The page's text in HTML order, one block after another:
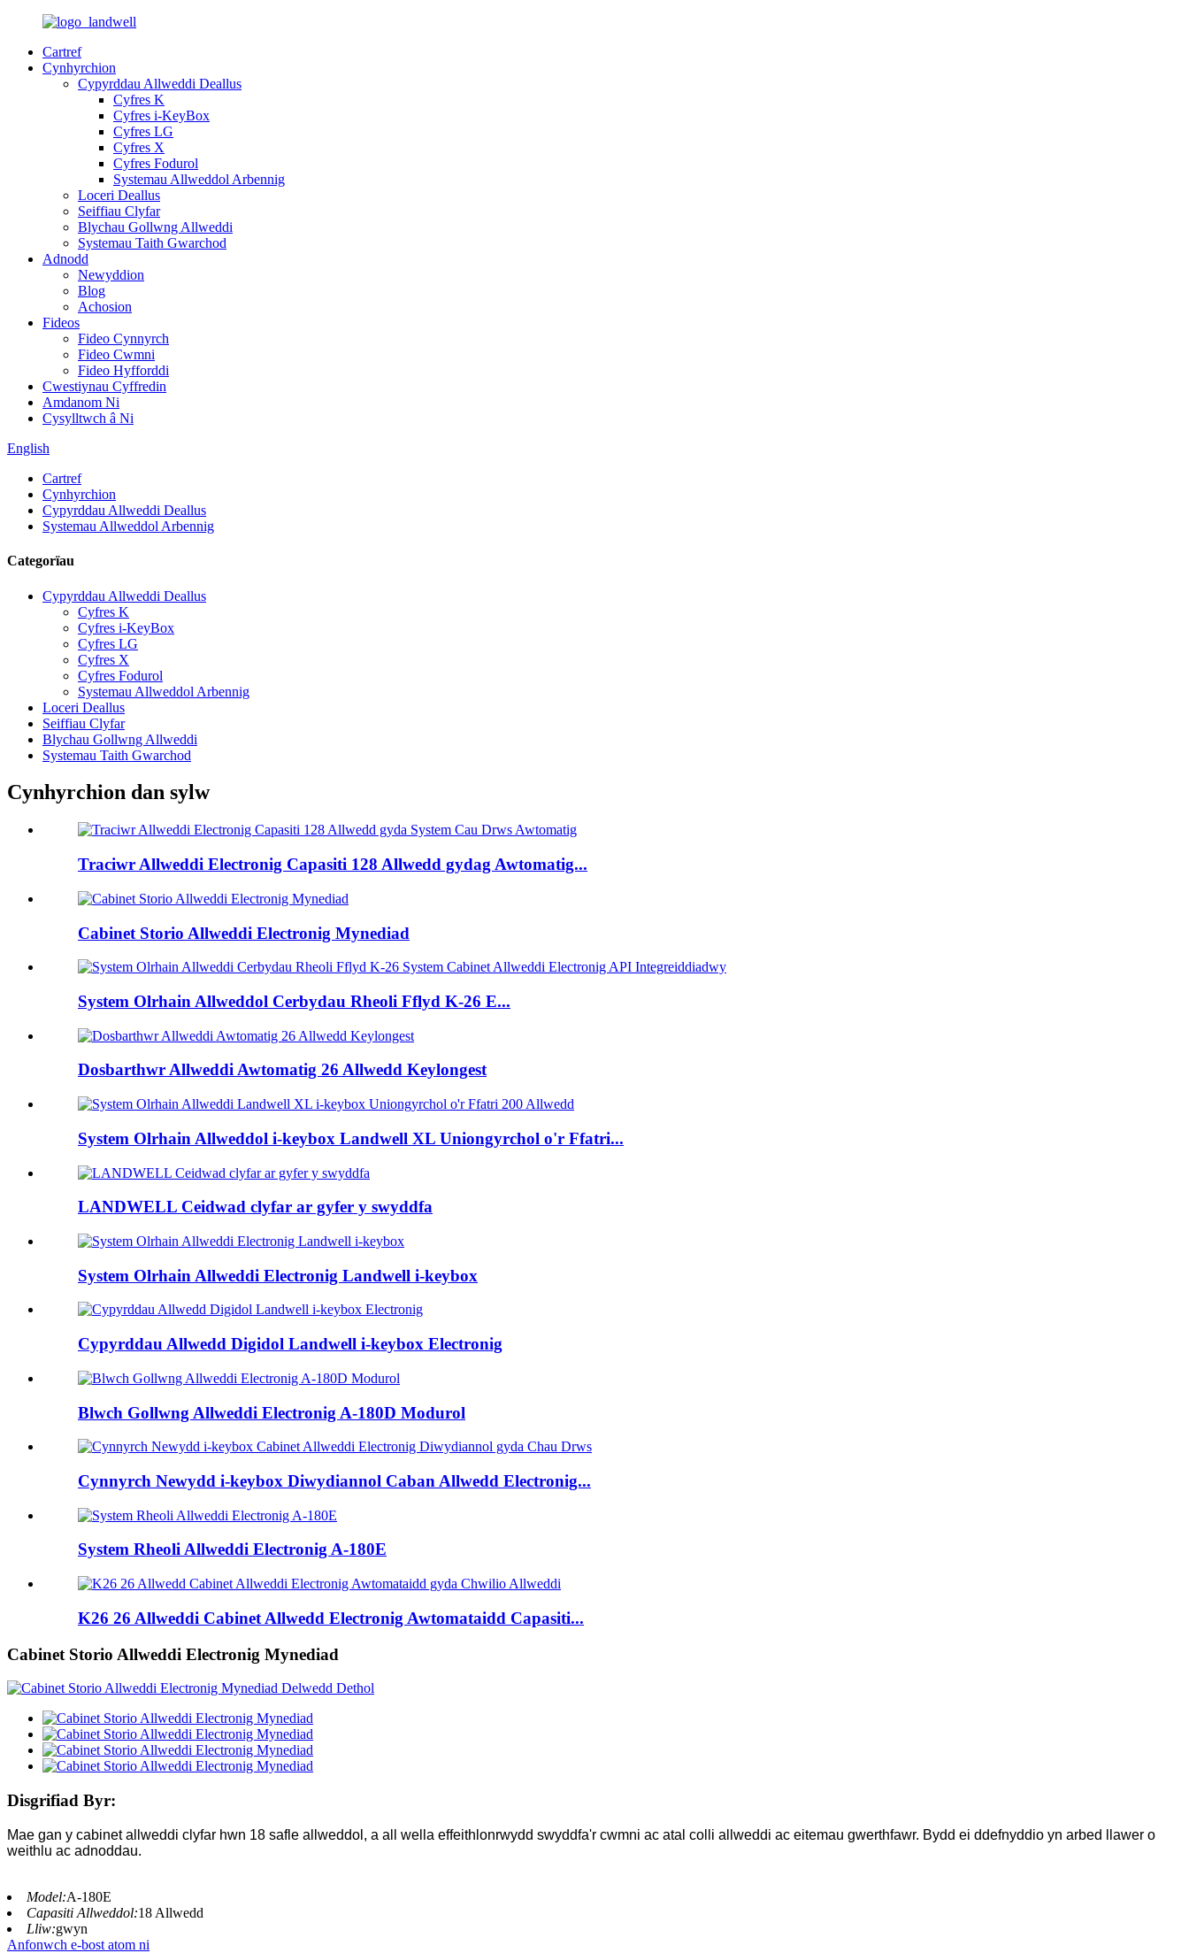
Cartref
Cynhyrchion
Cypyrddau Allweddi Deallus
Cyfres K
Cyfres i-KeyBox
Cyfres LG
Cyfres X
Cyfres Fodurol
Systemau Allweddol Arbennig
Loceri Deallus
Seiffiau Clyfar
Blychau Gollwng Allweddi
Systemau Taith Gwarchod
Adnodd
Newyddion
Blog
Achosion
Fideos
Fideo Cynnyrch
Fideo Cwmni
Fideo Hyfforddi
Cwestiynau Cyffredin
Amdanom Ni
Cysylltwch â Ni
English
Cartref
Cynhyrchion
Cypyrddau Allweddi Deallus
Systemau Allweddol Arbennig
Categorïau
Cypyrddau Allweddi Deallus
Cyfres K
Cyfres i-KeyBox
Cyfres LG
Cyfres X
Cyfres Fodurol
Systemau Allweddol Arbennig
Loceri Deallus
Seiffiau Clyfar
Blychau Gollwng Allweddi
Systemau Taith Gwarchod
Cynhyrchion dan sylw
Traciwr Allweddi Electronig Capasiti 128 Allwedd gydag Awtomatig...
Cabinet Storio Allweddi Electronig Mynediad
System Olrhain Allweddol Cerbydau Rheoli Fflyd K-26 E...
Dosbarthwr Allweddi Awtomatig 26 Allwedd Keylongest
System Olrhain Allweddol i-keybox Landwell XL Uniongyrchol o'r Ffatri...
LANDWELL Ceidwad clyfar ar gyfer y swyddfa
System Olrhain Allweddi Electronig Landwell i-keybox
Cypyrddau Allwedd Digidol Landwell i-keybox Electronig
Blwch Gollwng Allweddi Electronig A-180D Modurol
Cynnyrch Newydd i-keybox Diwydiannol Caban Allwedd Electronig...
System Rheoli Allweddi Electronig A-180E
K26 26 Allweddi Cabinet Allwedd Electronig Awtomataidd Capasiti...
Cabinet Storio Allweddi Electronig Mynediad
Disgrifiad Byr:
Mae gan y cabinet allweddi clyfar hwn 18 safle allweddol, a all wella effeithlonrwydd swyddfa'r cwmni ac atal colli allweddi ac eitemau gwerthfawr. Bydd ei ddefnyddio yn arbed llawer o
weithlu ac adnoddau.
Model:A-180E
Capasiti Allweddol:18 Allwedd
Lliw:gwyn
Anfonwch e-bost atom ni